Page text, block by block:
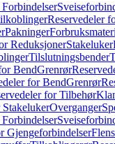
Reservedeler
Pakninger
ReduksjonerStakeluker
Tilslutningsbender
BendGrenrør
for BendGrenrør
for Tilbehør
StakelukerOverganger
Gjengeforbindelser